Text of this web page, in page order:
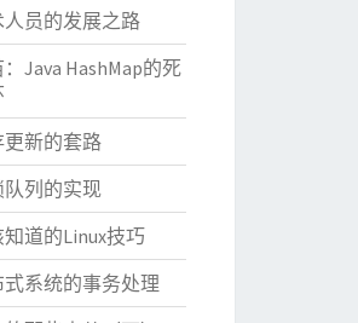
人员的发展之路
Java HashMap的死
更新的套路
队列的实现
知道的Linux技巧
式系统的事务处理